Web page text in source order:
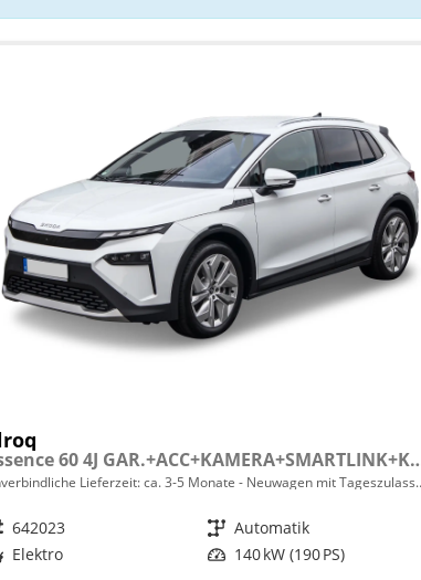
Essence 60 4J
Lieferzeit: ca. 3-5 Monate Neuwagen mit Tageszulassung
642023 Getriebe Automatik
Elektro Leistung 140 kW (190 PS)